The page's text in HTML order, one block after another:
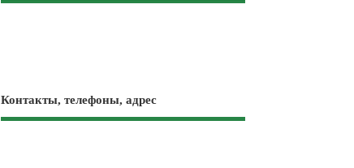
Контакты, телефоны, адрес